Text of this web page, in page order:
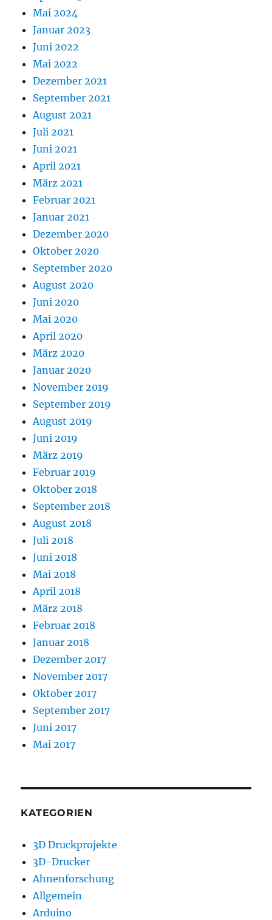
Mai 2024
Januar 2023
Juni 2022
Mai 2022
Dezember 2021
September 2021
August 2021
Juli 2021
Juni 2021
April 2021
März 2021
Februar 2021
Januar 2021
Dezember 2020
Oktober 2020
September 2020
August 2020
Juni 2020
Mai 2020
April 2020
März 2020
Januar 2020
November 2019
September 2019
August 2019
Juni 2019
März 2019
Februar 2019
Oktober 2018
September 2018
August 2018
Juli 2018
Juni 2018
Mai 2018
April 2018
März 2018
Februar 2018
Januar 2018
Dezember 2017
November 2017
Oktober 2017
September 2017
Juni 2017
Mai 2017
KATEGORIEN
3D Druckprojekte
3D-Drucker
Ahnenforschung
Allgemein
Arduino